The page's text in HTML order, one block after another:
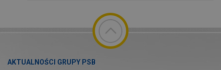
AKTUALNOŚCI GRUPY PSB